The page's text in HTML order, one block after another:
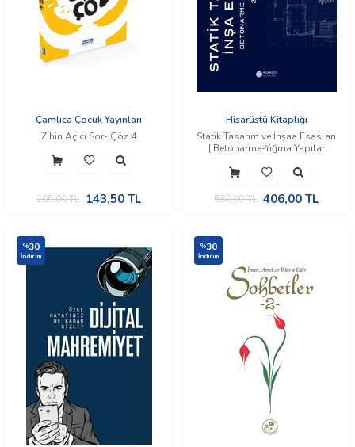
Çamlıca Çocuk Yayınları
Zihin Açıcı Sor- Çöz 4
205,00TL 143,50 TL
Hisarüstü Kitaplığı
Statik Tasarım ve İnşaa Esasları
| Betonarme-Yığma Yapılar
580,00TL 406,00 TL
%30
İndirim
%30
İndirim